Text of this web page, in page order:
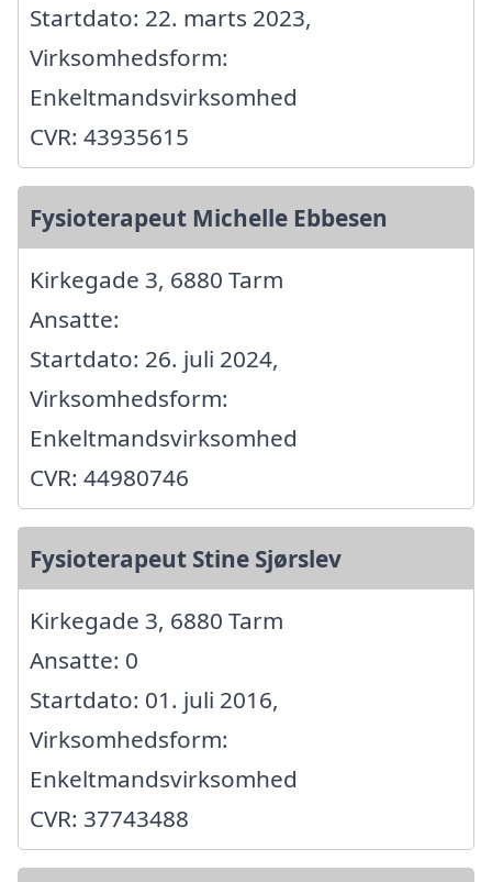
Startdato: 22. marts 2023,
Virksomhedsform:
Enkeltmandsvirksomhed
CVR: 43935615
Fysioterapeut Michelle Ebbesen
Kirkegade 3, 6880 Tarm
Ansatte:
Startdato: 26. juli 2024,
Virksomhedsform:
Enkeltmandsvirksomhed
CVR: 44980746
Fysioterapeut Stine Sjørslev
Kirkegade 3, 6880 Tarm
Ansatte: 0
Startdato: 01. juli 2016,
Virksomhedsform:
Enkeltmandsvirksomhed
CVR: 37743488